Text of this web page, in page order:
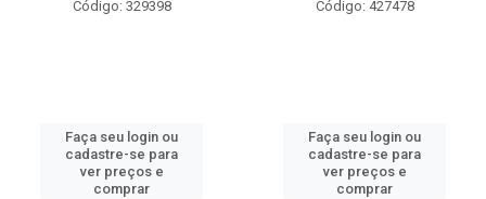
Código: 329398
Faça seu login ou
cadastre-se para
ver preços e
comprar
Código: 427478
Faça seu login ou
cadastre-se para
ver preços e
comprar